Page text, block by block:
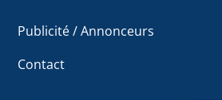
Publicité / Annonceurs
Contact